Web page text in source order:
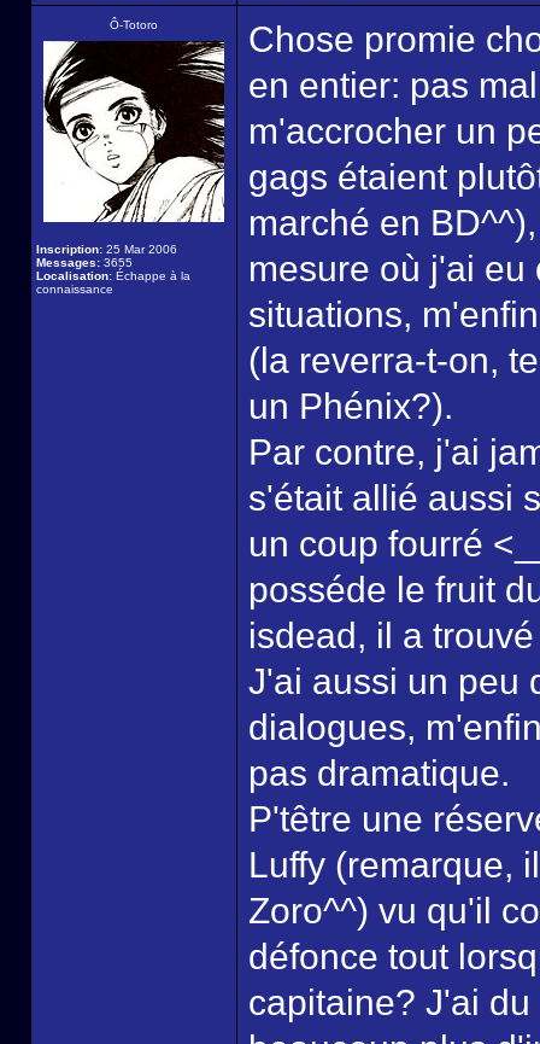
Ô-Totoro
Inscription: 25 Mar 2006
Messages: 3655
Localisation: Échappe à la
connaissance
Chose promie
en entier: pas
m'accrocher un
gags étaient
marché en
mesure où j'ai
situations,
(la reverra-t-on,
un Phénix?).
Par contre, j'ai
s'était allié aussi
un coup fourré
posséde le fruit
isdead, il a
J'ai aussi un peu
dialogues,
pas dramatique.
P'têtre une
Luffy (remarque,
Zoro^^) vu qu'il
défonce tout
capitaine? J'ai